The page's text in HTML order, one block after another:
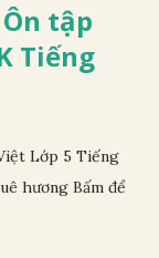
tập
Tiếng
Lớp 5 Tiếng
hương Bấm để